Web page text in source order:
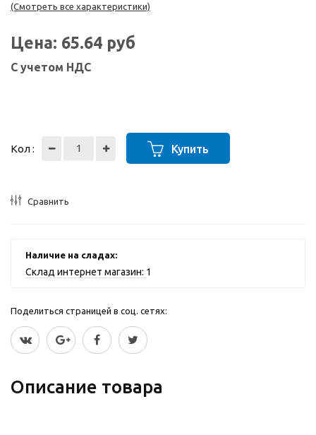
(Смотреть все характеристики)
Цена: 65.64 руб
С учетом НДС
Кол : Купить
Сравнить
Наличие на сладах:
Склад интернет магазин: 1
Поделиться страницей в соц. сетях:
Описание товара